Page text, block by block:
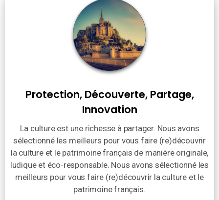
Protection, Découverte, Partage,
Innovation
La culture est une richesse à partager. Nous avons
sélectionné les meilleurs pour vous faire (re)découvrir
la culture et le patrimoine français de manière originale,
ludique et éco-responsable. Nous avons sélectionné les
meilleurs pour vous faire (re)découvrir la culture et le
patrimoine français.